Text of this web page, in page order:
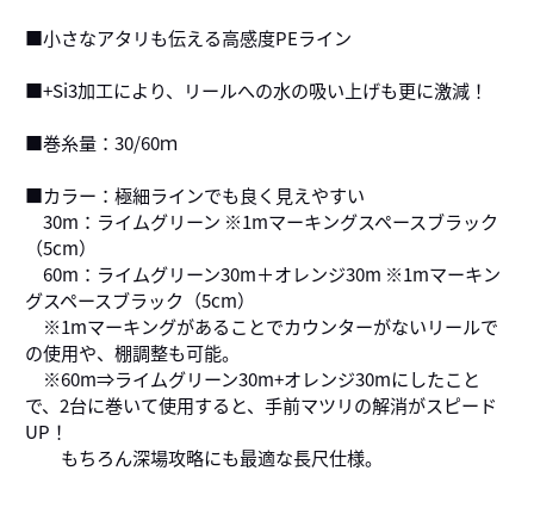
■小さなアタリも伝える高感度PEライン
■+Si3加工により、リールへの水の吸い上げも更に激減！
■巻糸量：30/60ｍ
■カラー：極細ラインでも良く見えやすい
30m：ライムグリーン ※1mマーキングスペースブラック
（5cm）
60m：ライムグリーン30m＋オレンジ30m ※1mマーキン
グスペースブラック（5cm）
※1mマーキングがあることでカウンターがないリールで
の使用や、棚調整も可能。
※60m⇒ライムグリーン30m+オレンジ30mにしたこと
で、2台に巻いて使用すると、手前マツリの解消がスピード
UP！
もちろん深場攻略にも最適な長尺仕様。